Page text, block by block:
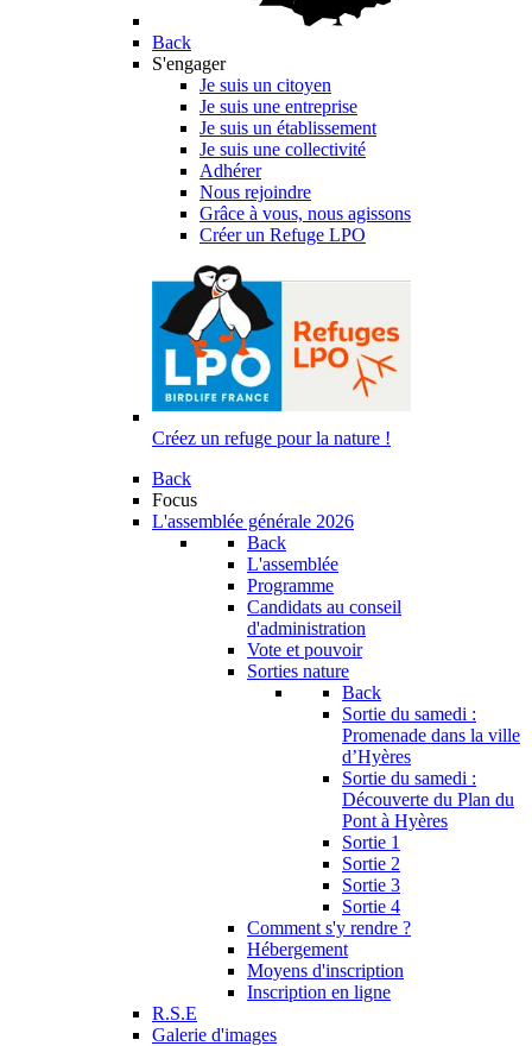
Back
S'engager
Je suis un citoyen
Je suis une entreprise
Je suis un établissement
Je suis une collectivité
Adhérer
Nous rejoindre
Grâce à vous, nous agissons
Créer un Refuge LPO
Créez un refuge pour la nature !
Back
Focus
L'assemblée générale 2026
Back
L'assemblée
Programme
Candidats au conseil
d'administration
Vote et pouvoir
Sorties nature
Back
Sortie du samedi :
Promenade dans la ville
d’Hyères
Sortie du samedi :
Découverte du Plan du
Pont à Hyères
Sortie 1
Sortie 2
Sortie 3
Sortie 4
Comment s'y rendre ?
Hébergement
Moyens d'inscription
Inscription en ligne
R.S.E
Galerie d'images